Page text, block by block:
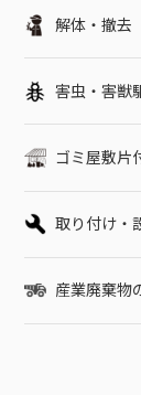
解体・撤去
害虫・害獣
ゴミ屋敷片
取り付け・
産業廃棄物